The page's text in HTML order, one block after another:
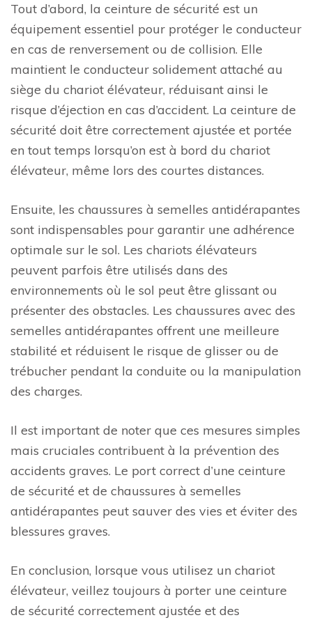
Tout d’abord, la ceinture de sécurité est un
équipement essentiel pour protéger le conducteur
en cas de renversement ou de collision. Elle
maintient le conducteur solidement attaché au
siège du chariot élévateur, réduisant ainsi le
risque d’éjection en cas d’accident. La ceinture de
sécurité doit être correctement ajustée et portée
en tout temps lorsqu’on est à bord du chariot
élévateur, même lors des courtes distances.
Ensuite, les chaussures à semelles antidérapantes
sont indispensables pour garantir une adhérence
optimale sur le sol. Les chariots élévateurs
peuvent parfois être utilisés dans des
environnements où le sol peut être glissant ou
présenter des obstacles. Les chaussures avec des
semelles antidérapantes offrent une meilleure
stabilité et réduisent le risque de glisser ou de
trébucher pendant la conduite ou la manipulation
des charges.
Il est important de noter que ces mesures simples
mais cruciales contribuent à la prévention des
accidents graves. Le port correct d’une ceinture
de sécurité et de chaussures à semelles
antidérapantes peut sauver des vies et éviter des
blessures graves.
En conclusion, lorsque vous utilisez un chariot
élévateur, veillez toujours à porter une ceinture
de sécurité correctement ajustée et des